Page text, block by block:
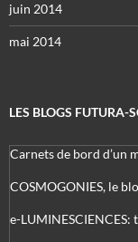
juin 2014
mai 2014
LES BLOGS FUTURA-
Carnets de bord d’un
COSMOGONIES, le
e-